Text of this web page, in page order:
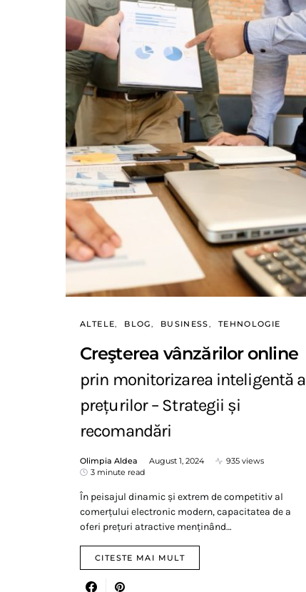
ALTELE BLOG BUSINESS TEHNOLOGIE
Creşterea vânzărilor online
prin monitorizarea inteligentă a
prețurilor – Strategii și
recomandări
Olimpia Aldea August 1, 2024
935 views
3 minute read
În peisajul dinamic și extrem de competitiv al
comerțului electronic modern, capacitatea de a
oferi prețuri atractive menținând…
CITESTE MAI MULT